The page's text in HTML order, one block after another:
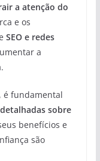
a atenção do
e os
SEO e redes
a
é fundamental
sobre
benefícios e
são